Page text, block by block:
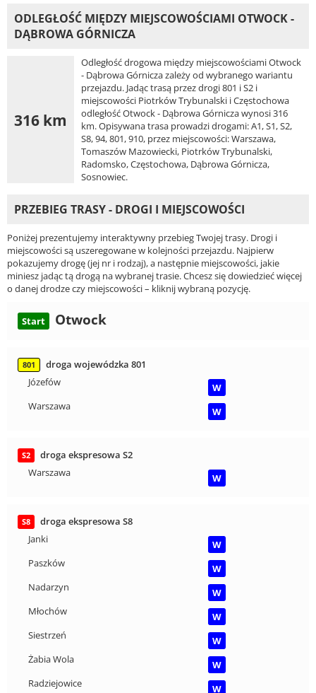
ODLEGŁOŚĆ MIĘDZY MIEJSCOWOŚCIAMI OTWOCK -
DĄBROWA GÓRNICZA
316 km
Odległość drogowa między miejscowościami Otwock
- Dąbrowa Górnicza zależy od wybranego wariantu
przejazdu. Jadąc trasą przez drogi 801 i S2 i
miejscowości Piotrków Trybunalski i Częstochowa
odległość Otwock - Dąbrowa Górnicza wynosi 316
km. Opisywana trasa prowadzi drogami: A1, S1, S2,
S8, 94, 801, 910, przez miejscowości: Warszawa,
Tomaszów Mazowiecki, Piotrków Trybunalski,
Radomsko, Częstochowa, Dąbrowa Górnicza,
Sosnowiec.
PRZEBIEG TRASY - DROGI I MIEJSCOWOŚCI
Poniżej prezentujemy interaktywny przebieg Twojej trasy. Drogi i
miejscowości są uszeregowane w kolejności przejazdu. Najpierw
pokazujemy drogę (jej nr i rodzaj), a następnie miejscowości, jakie
miniesz jadąc tą drogą na wybranej trasie. Chcesz się dowiedzieć więcej
o danej drodze czy miejscowości – kliknij wybraną pozycję.
Start Otwock
801
droga wojewódzka 801
Józefów
W
Warszawa
W
S2
droga ekspresowa S2
Warszawa
W
S8
droga ekspresowa S8
Janki
W
Paszków
W
Nadarzyn
W
Młochów
W
Siestrzeń
W
Żabia Wola
W
Radziejowice
W